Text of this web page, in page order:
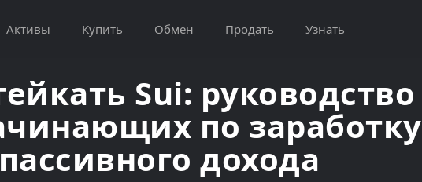
Активы Купить Обмен Продать Узнать
Sui: руководство
по заработку
пассивного дохода